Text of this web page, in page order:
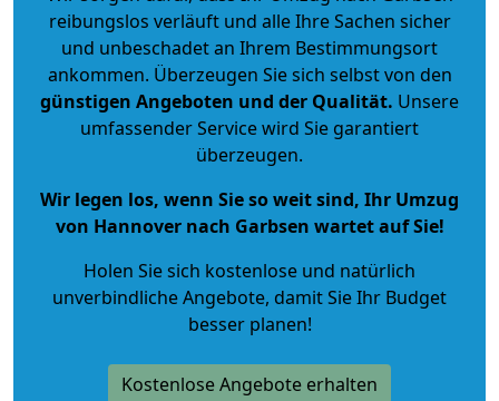
reibungslos verläuft und alle Ihre Sachen sicher
und unbeschadet an Ihrem Bestimmungsort
ankommen. Überzeugen Sie sich selbst von den
günstigen Angeboten und der Qualität. Unsere
umfassender Service wird Sie garantiert
überzeugen.
Wir legen los, wenn Sie so weit sind, Ihr Umzug
von Hannover nach Garbsen wartet auf Sie!
Holen Sie sich kostenlose und natürlich
unverbindliche Angebote, damit Sie Ihr Budget
besser planen!
Kostenlose Angebote erhalten